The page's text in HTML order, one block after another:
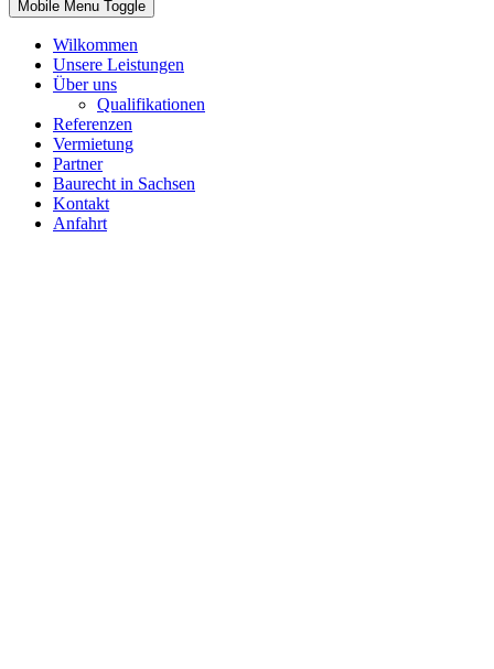
Mobile Menu Toggle
Wilkommen
Unsere Leistungen
Über uns
Qualifikationen
Referenzen
Vermietung
Partner
Baurecht in Sachsen
Kontakt
Anfahrt